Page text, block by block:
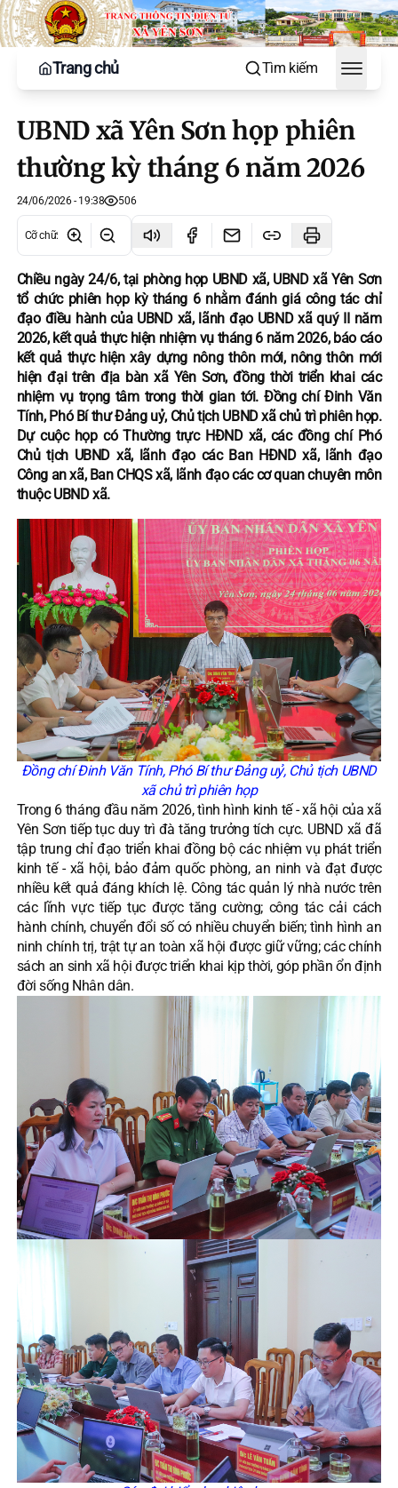
Trang chủ Tìm kiếm
Toggle
UBND xã Yên Sơn họp phiên
thường kỳ tháng 6 năm 2026
24/06/2026 - 19:38 506
Cỡ chữ:
Chiều ngày 24/6, tại phòng họp UBND xã, UBND xã Yên Sơn
tổ chức phiên họp kỳ tháng 6 nhằm đánh giá công tác chỉ
đạo điều hành của UBND xã, lãnh đạo UBND xã quý II năm
2026, kết quả thực hiện nhiệm vụ tháng 6 năm 2026, báo cáo
kết quả thực hiện xây dựng nông thôn mới, nông thôn mới
hiện đại trên địa bàn xã Yên Sơn, đồng thời triển khai các
nhiệm vụ trọng tâm trong thời gian tới. Đồng chí Đinh Văn
Tính, Phó Bí thư Đảng uỷ, Chủ tịch UBND xã chủ trì phiên họp.
Dự cuộc họp có Thường trực HĐND xã, các đồng chí Phó
Chủ tịch UBND xã, lãnh đạo các Ban HĐND xã, lãnh đạo
Công an xã, Ban CHQS xã, lãnh đạo các cơ quan chuyên môn
thuộc UBND xã.
Đồng chí Đinh Văn Tính, Phó Bí thư Đảng uỷ, Chủ tịch UBND
xã chủ trì phiên họp
Trong 6 tháng đầu năm 2026, tình hình kinh tế - xã hội của xã
Yên Sơn tiếp tục duy trì đà tăng trưởng tích cực. UBND xã đã
tập trung chỉ đạo triển khai đồng bộ các nhiệm vụ phát triển
kinh tế - xã hội, bảo đảm quốc phòng, an ninh và đạt được
nhiều kết quả đáng khích lệ. Công tác quản lý nhà nước trên
các lĩnh vực tiếp tục được tăng cường; công tác cải cách
hành chính, chuyển đổi số có nhiều chuyển biến; tình hình an
ninh chính trị, trật tự an toàn xã hội được giữ vững; các chính
sách an sinh xã hội được triển khai kịp thời, góp phần ổn định
đời sống Nhân dân.